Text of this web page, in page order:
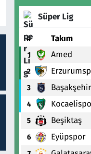
Süper Lig
# Takım
1 Amed
2
3 Başakşehir
4
5 Beşiktaş
6 Eyüpspor